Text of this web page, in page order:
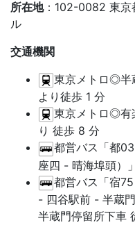
所在地：102-0082 東京
ル
交通機関
東京メトロ◎半
より徒歩 1 分
東京メトロ◎有
り 徒歩 8 分
都営バス「都
座四 - 晴海埠頭）」
都営バス「宿
- 四谷駅前 - 半蔵門
半蔵門停留所下車